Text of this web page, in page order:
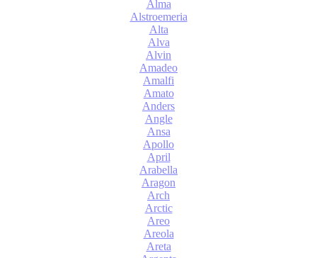
Alma
Alstroemeria
Alta
Alva
Alvin
Amadeo
Amalfi
Amato
Anders
Angle
Ansa
Apollo
April
Arabella
Aragon
Arch
Arctic
Areo
Areola
Areta